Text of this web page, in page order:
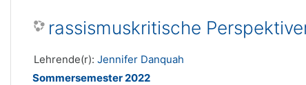
rassismuskritische
Lehrende(r): Jennifer Danquah
Sommersemester 2022